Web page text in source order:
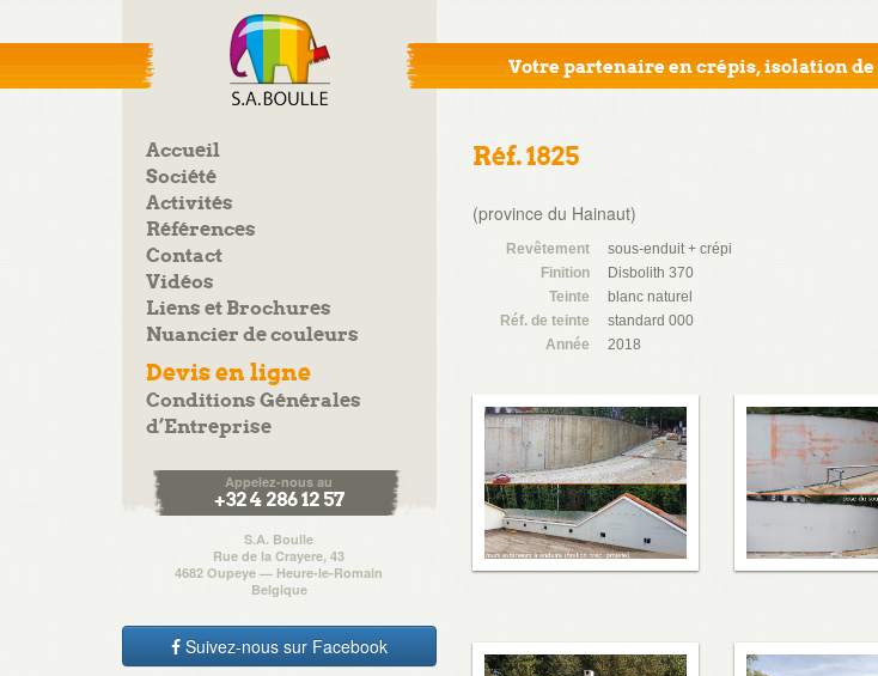
Votre partenaire en crépis, isolation de
Accueil
Société
Activités
Références
Contact
Vidéos
Liens et Brochures
Nuancier de couleurs
Devis en ligne
Conditions Générales
d’Entreprise
Appelez-nous au
+32 4 286 12 57
S.A. Boulle
Rue de la Crayere, 43
4682 Oupeye — Heure-le-Romain
Belgique
Suivez-nous sur Facebook
Réf. 1825
(province du Hainaut)
Revêtement
sous-enduit + crépi
Finition
Disbolith 370
Teinte
blanc naturel
Réf. de teinte
standard 000
Année
2018